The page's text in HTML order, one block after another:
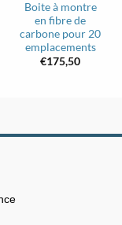
Boite à montre
en fibre de
carbone pour 20
emplacements
€175,50